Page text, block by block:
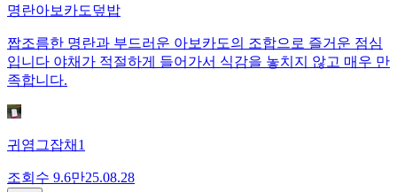
명란아보카도덮밥
짭조름한 명란과 부드러운 아보카도의 조합으로 즐거운 점심
입니다 야채가 적절하게 들어가서 식감을 놓치지 않고 매우 만
족합니다.
귀염그잡채1
조회수 9.6만25.08.28